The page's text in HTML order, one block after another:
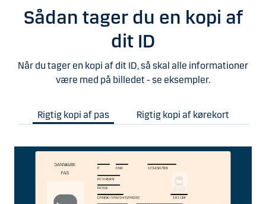
Sådan tager du en kopi af
dit ID
Når du tager en kopi af dit ID, så skal alle informationer
være med på billedet - se eksempler.
Rigtig kopi af pas Rigtig kopi af kørekort